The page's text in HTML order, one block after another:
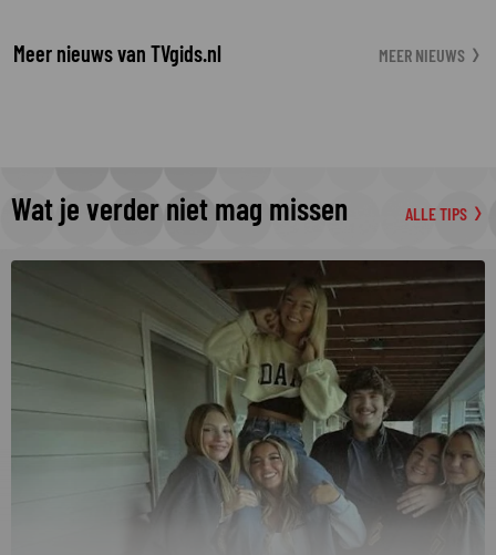
Meer nieuws van TVgids.nl MEER NIEUWS
Wat je verder niet mag missen ALLE TIPS